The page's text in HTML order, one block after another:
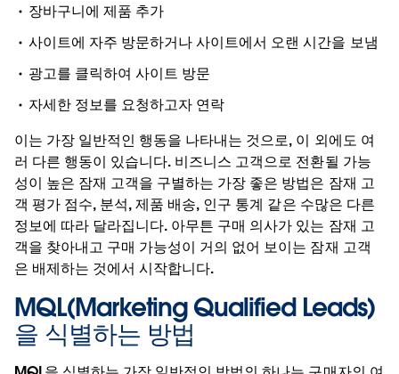
장바구니에 제품 추가
사이트에 자주 방문하거나 사이트에서 오랜 시간을 보냄
광고를 클릭하여 사이트 방문
자세한 정보를 요청하고자 연락
이는 가장 일반적인 행동을 나타내는 것으로, 이 외에도 여
러 다른 행동이 있습니다. 비즈니스 고객으로 전환될 가능
성이 높은 잠재 고객을 구별하는 가장 좋은 방법은 잠재 고
객 평가 점수, 분석, 제품 배송, 인구 통계 같은 수많은 다른
정보에 따라 달라집니다. 아무튼 구매 의사가 있는 잠재 고
객을 찾아내고 구매 가능성이 거의 없어 보이는 잠재 고객
은 배제하는 것에서 시작합니다.
MQL(Marketing Qualified Leads)
을 식별하는 방법